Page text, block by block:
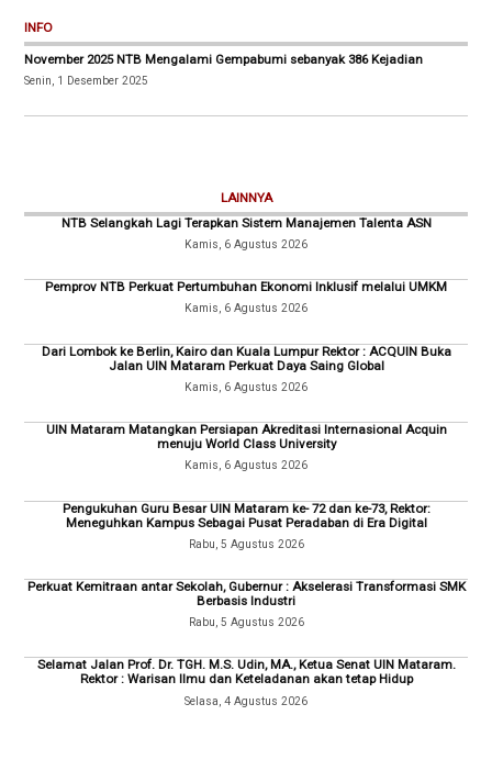
INFO
November 2025 NTB Mengalami Gempabumi sebanyak 386 Kejadian
Senin, 1 Desember 2025
LAINNYA
NTB Selangkah Lagi Terapkan Sistem Manajemen Talenta ASN
Kamis, 6 Agustus 2026
Pemprov NTB Perkuat Pertumbuhan Ekonomi Inklusif melalui UMKM
Kamis, 6 Agustus 2026
Dari Lombok ke Berlin, Kairo dan Kuala Lumpur Rektor : ACQUIN Buka
Jalan UIN Mataram Perkuat Daya Saing Global
Kamis, 6 Agustus 2026
UIN Mataram Matangkan Persiapan Akreditasi Internasional Acquin
menuju World Class University
Kamis, 6 Agustus 2026
Pengukuhan Guru Besar UIN Mataram ke- 72 dan ke-73, Rektor:
Meneguhkan Kampus Sebagai Pusat Peradaban di Era Digital
Rabu, 5 Agustus 2026
Perkuat Kemitraan antar Sekolah, Gubernur : Akselerasi Transformasi SMK
Berbasis Industri
Rabu, 5 Agustus 2026
Selamat Jalan Prof. Dr. TGH. M.S. Udin, MA., Ketua Senat UIN Mataram.
Rektor : Warisan Ilmu dan Keteladanan akan tetap Hidup
Selasa, 4 Agustus 2026